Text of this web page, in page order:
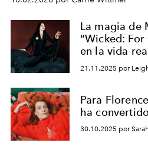
Barcelona", ha dividido su
Estados Unidos. Su nueva
dirigida por Maggie Gyllenhaal.
La magia de
“Wicked: For
en la vida real
21.11.2025 por
Para
ha
30.10.2025 por